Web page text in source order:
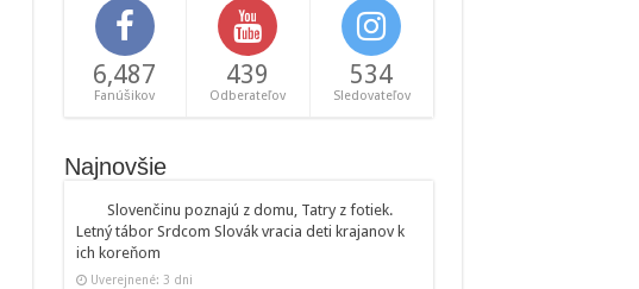
6,487
Fanúšikov
439
Odberateľov
534
Sledovateľov
Najnovšie
Slovenčinu poznajú z domu, Tatry z fotiek.
Letný tábor Srdcom Slovák vracia deti krajanov k
ich koreňom
Uverejnené: 3 dni